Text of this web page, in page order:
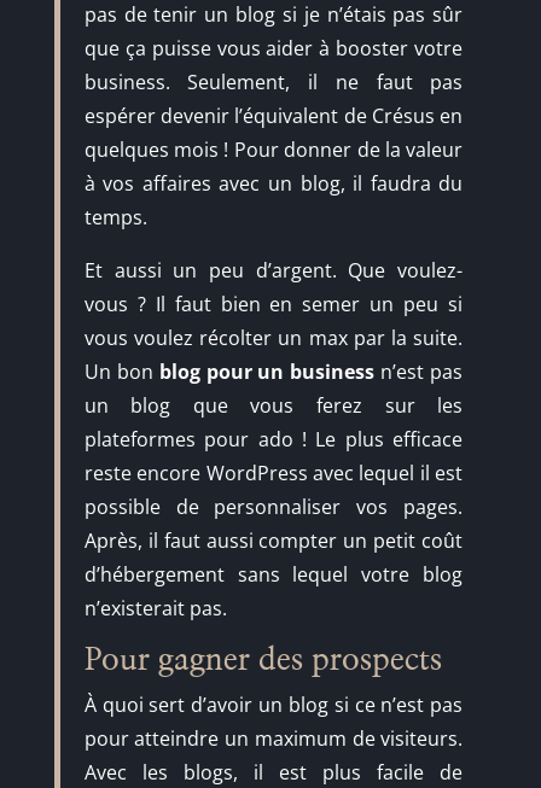
pas de tenir un blog si je n’étais pas sûr
que ça puisse vous aider à booster votre
business. Seulement, il ne faut pas
espérer devenir l’équivalent de Crésus en
quelques mois ! Pour donner de la valeur
à vos affaires avec un blog, il faudra du
temps.
Et aussi un peu d’argent. Que voulez-
vous ? Il faut bien en semer un peu si
vous voulez récolter un max par la suite.
Un bon blog pour un business n’est pas
un blog que vous ferez sur les
plateformes pour ado ! Le plus efficace
reste encore WordPress avec lequel il est
possible de personnaliser vos pages.
Après, il faut aussi compter un petit coût
d’hébergement sans lequel votre blog
n’existerait pas.
Pour gagner des prospects
À quoi sert d’avoir un blog si ce n’est pas
pour atteindre un maximum de visiteurs.
Avec les blogs, il est plus facile de